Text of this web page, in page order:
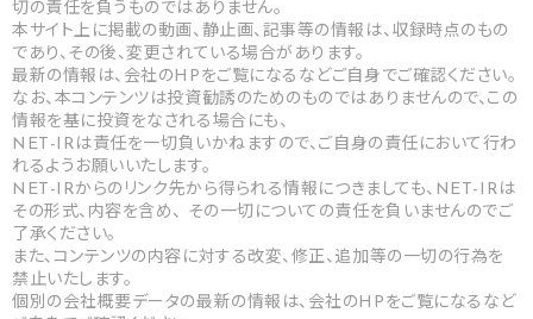
切の責任を負うものではありません。
本サイト上に掲載の動画、静止画、記事等の情報は、収録時点のもの
であり、その後、変更されている場合があります。
最新の情報は、会社のHPをご覧になるなどご自身でご確認ください。
なお、本コンテンツは投資勧誘のためのものではありませんので、この
情報を基に投資をなされる場合にも、
NET-IRは責任を一切負いかねますので、ご自身の責任において行わ
れるようお願いいたします。
NET-IRからのリンク先から得られる情報につきましても、NET-IRは
その形式、内容を含め、 その一切についての責任を負いませんのでご
了承ください。
また、コンテンツの内容に対する改変、修正、追加等の一切の行為を
禁止いたします。
個別の会社概要データの最新の情報は、会社のHPをご覧になるなど